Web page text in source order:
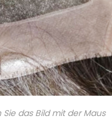
Sie das Bild mit der Maus